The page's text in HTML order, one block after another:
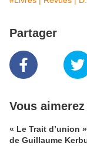
Partager
Vous
« Le Trait d’union
de Guillaume